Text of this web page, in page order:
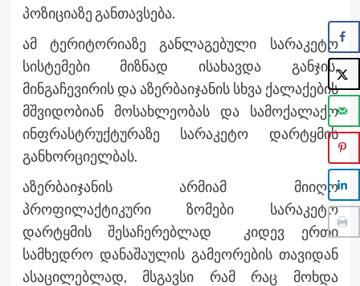
პოზიციაზე განთავსება.
ამ ტერიტორიაზე განლაგებული სარაკეტო
სისტემები მიზნად ისახავდა განჯის,
მინგაჩევირის და აზერბაიჯანის სხვა ქალაქების
მშვიდობიან მოსახლეობას და სამოქალაქო
ინფრასტრუქტურაზე სარაკეტო დარტყმის
განხორციელბას.
აზერბაიჯანის არმიამ მიიღო
პროფილაქტიკური ზომები სარაკეტო
დარტყმის შესაჩერებლად კიდევ ერთი
სამხედრო დანაშაულის გამეორების თავიდან
ასაცილებლად, მსგავსი რამ რაც მოხდა